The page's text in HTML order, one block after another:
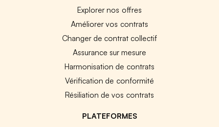
Explorer nos offres
Améliorer vos contrats
Changer de contrat collectif
Assurance sur mesure
Harmonisation de contrats
Vérification de conformité
Résiliation de vos contrats
PLATEFORMES